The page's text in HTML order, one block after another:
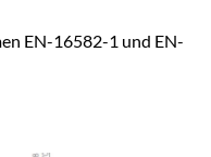
EN-16582-1 und EN-